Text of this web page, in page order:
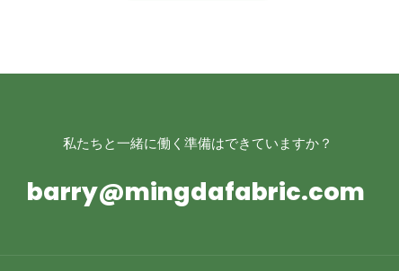
私たちと一緒に働く準備はできていますか？
barry@mingdafabric.com